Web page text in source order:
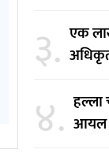
३. एक
४. हल्ला
आयल